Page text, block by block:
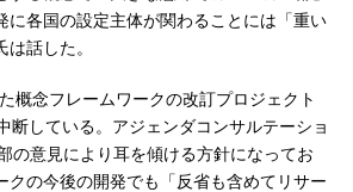
に各国の設定主体が関わることには「重い
話した。
概念フレームワークの改訂プロジェクト
断している。アジェンダコンサルテーショ
の意見により耳を傾ける方針になってお
クの今後の開発でも「反省も含めてリサー